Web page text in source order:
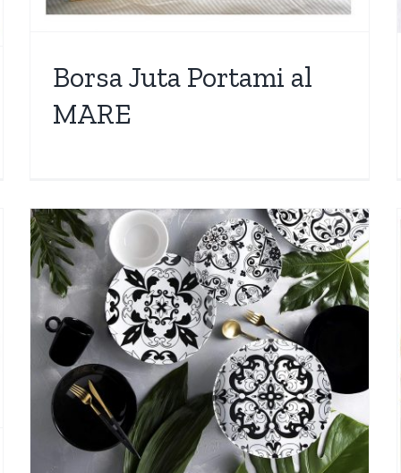
Borsa Juta Portami al
MARE
Gold
Nuovi Arrivi OGGETTISTICA Più Venduti